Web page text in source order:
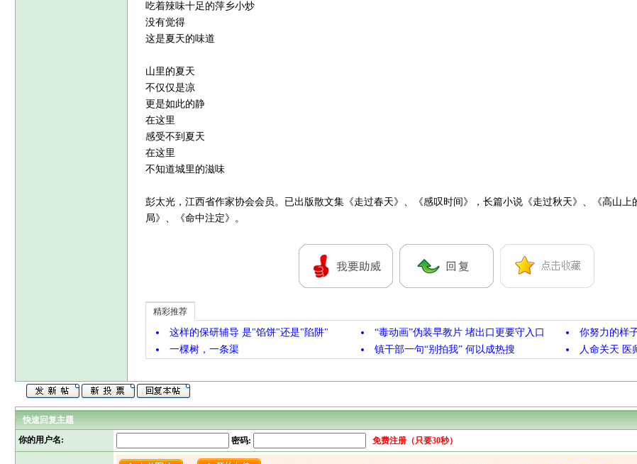
吃着辣味十足的萍乡小炒
没有觉得
这是夏天的味道
山里的夏天
不仅仅是凉
更是如此的静
在这里
感受不到夏天
在这里
不知道城里的滋味
彭太光，江西省作家协会会员。已出版散文集《走过春天》、《感叹时间》，长篇小说《走过秋天》、《高山上
局》、《命中注定》。
精彩推荐
这样的保研辅导 是"馅饼"还是"陷阱" “毒动画”伪装早教片 堵出口更要守入口
你努力的样
一棵树，一条渠
镇干部一句“别拍我” 何以成热搜 人命关天 医
快速回复主题
你的用户名:
密码: 免费注册（只要30秒）